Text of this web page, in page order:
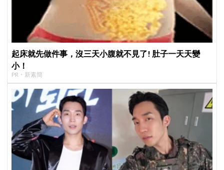
起床就先做件事，沒三天小腹就不見了! 肚子一天天變
小！
PR・新素簡